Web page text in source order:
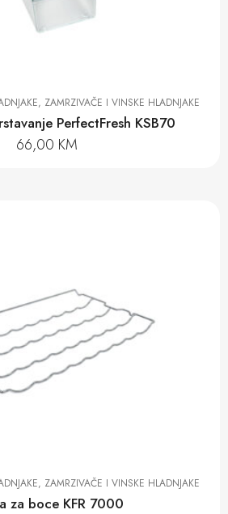
ZAMRZIVAČE I VINSKE HLADNJAKE
PerfectFresh KSB70
66,00 KM
ZAMRZIVAČE I VINSKE HLADNJAKE
za boce KFR 7000